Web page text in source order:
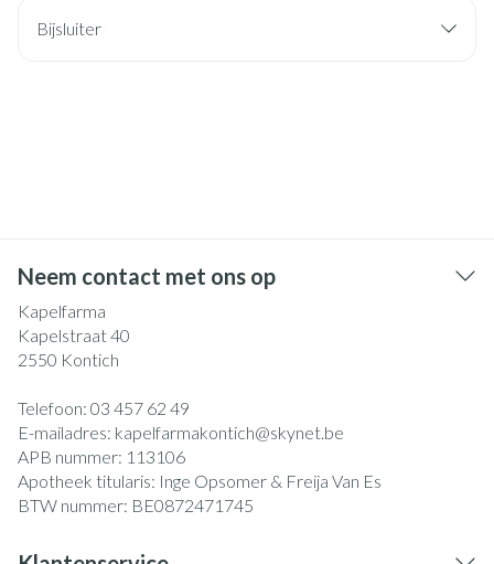
Bijsluiter
Neem contact met ons op
Kapelfarma
Kapelstraat 40
2550 Kontich
Telefoon: 03 457 62 49
E-mailadres: kapelfarmakontich@skynet.be
APB nummer: 113106
Apotheek titularis: Inge Opsomer & Freija Van Es
BTW nummer: BE0872471745